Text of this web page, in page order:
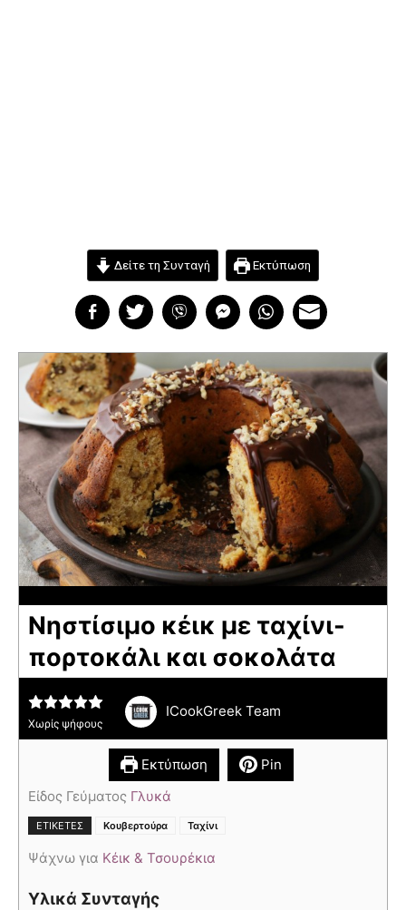
Δείτε τη Συνταγή Εκτύπωση
Νηστίσιμο κέικ με ταχίνι-
πορτοκάλι και σοκολάτα
Χωρίς ψήφους
ICookGreek Team
Εκτύπωση
Pin
Είδος Γεύματος Γλυκά
ΕΤΙΚΈΤΕΣ Κουβερτούρα Ταχίνι
Ψάχνω για Κέικ & Τσουρέκια
Υλικά Συνταγής